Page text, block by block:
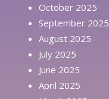
October 2025
September 2025
August 2025
July 2025
June 2025
April 2025